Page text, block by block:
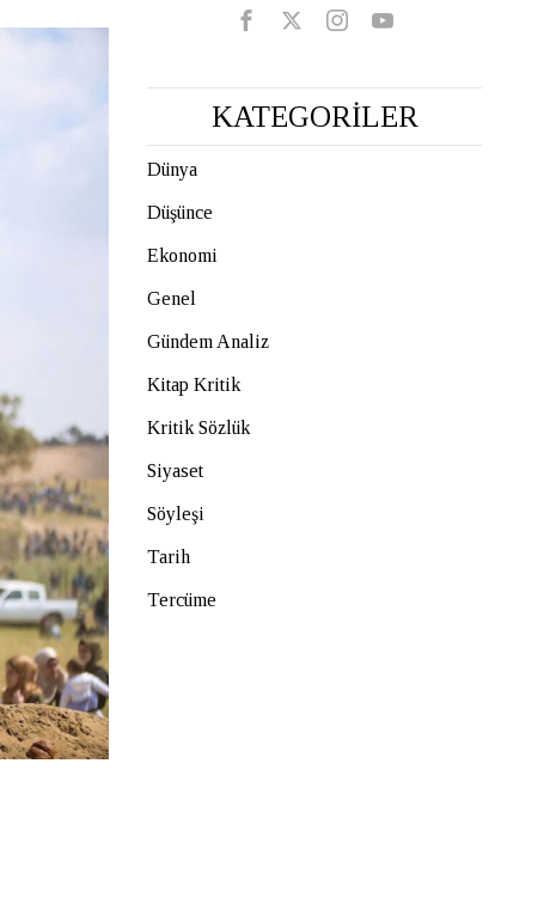
KATEGORİLER
Dünya
Düşünce
Ekonomi
Genel
Gündem Analiz
Kitap Kritik
Kritik Sözlük
Siyaset
Söyleşi
Tarih
Tercüme